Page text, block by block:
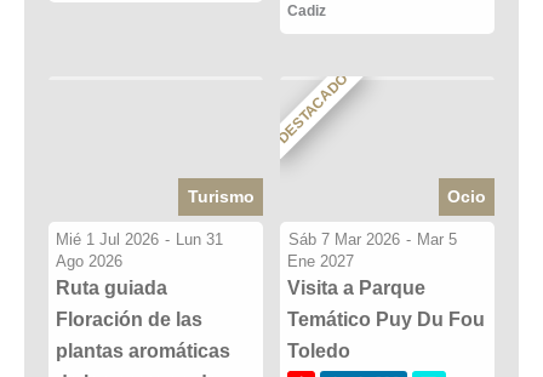
Cadiz
Turismo
Mié 1 Jul 2026 - Lun 31
Ago 2026
Ruta guiada
Floración de las
plantas aromáticas
DESTACADO
Ocio
Sáb 7 Mar 2026 - Mar 5
Ene 2027
Visita a Parque
Temático Puy Du Fou
Toledo